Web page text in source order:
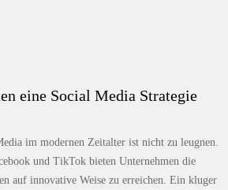
eine Social Media Strategie
im modernen Zeitalter ist nicht zu leugnen.
und TikTok bieten Unternehmen die
auf innovative Weise zu erreichen. Ein kluger